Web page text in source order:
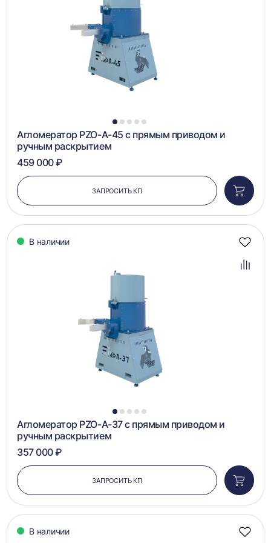
1 2 3 4 5
Агломератор PZO-А-45 с прямым приводом и
ручным раскрытием
459 000 ₽
ЗАПРОСИТЬ КП
в
В наличии
1 2 3 4 5
Агломератор PZO-А-37 с прямым приводом и
ручным раскрытием
357 000 ₽
ЗАПРОСИТЬ КП
в
В наличии